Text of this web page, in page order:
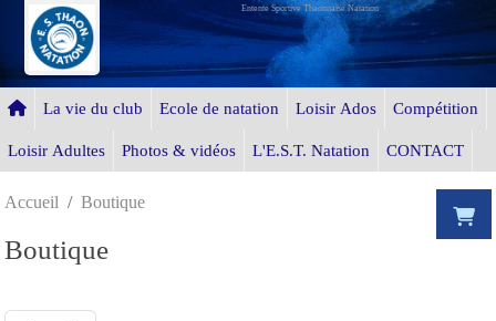
Entente Sportive Thaonnaise Natation
La vie du club Ecole de natation Loisir Ados Compétition
Loisir Adultes Photos & vidéos L'E.S.T. Natation CONTACT
Accueil Boutique
Boutique
Panneau de gestion des cookies